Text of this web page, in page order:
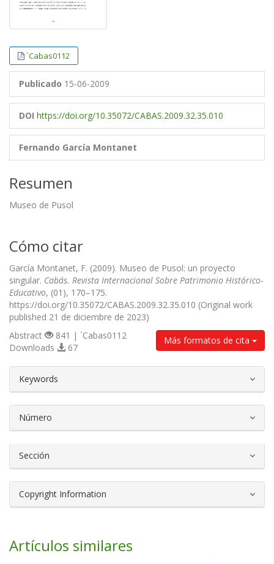
`Cabas0112
Publicado 15-06-2009
DOI https://doi.org/10.35072/CABAS.2009.32.35.010
Fernando García Montanet
Resumen
Museo de Pusol
Cómo citar
García Montanet, F. (2009). Museo de Pusol: un proyecto
singular. Cabás. Revista Internacional Sobre Patrimonio Histórico-
Educativo, (01), 170–175.
https://doi.org/10.35072/CABAS.2009.32.35.010 (Original work
published 21 de diciembre de 2023)
Más formatos de cita
Abstract
841 | `Cabas0112
Downloads
67
Keywords
Número
Sección
Copyright Information
Artículos similares